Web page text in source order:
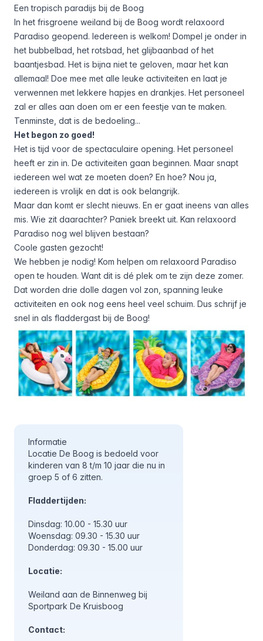
Een tropisch paradijs bij de Boog
In het frisgroene weiland bij de Boog wordt relaxoord
Paradiso geopend. ledereen is welkom! Dompel je onder in
het bubbelbad, het rotsbad, het glijbaanbad of het
baantjesbad. Het is bijna niet te geloven, maar het kan
allemaal! Doe mee met alle leuke activiteiten en laat je
verwennen met lekkere hapjes en drankjes. Het personeel
zal er alles aan doen om er een feestje van te maken.
Tenminste, dat is de bedoeling...
Het begon zo goed!
Het is tijd voor de spectaculaire opening. Het personeel
heeft er zin in. De activiteiten gaan beginnen. Maar snapt
iedereen wel wat ze moeten doen? En hoe? Nou ja,
iedereen is vrolijk en dat is ook belangrijk.
Maar dan komt er slecht nieuws. En er gaat ineens van alles
mis. Wie zit daarachter? Paniek breekt uit. Kan relaxoord
Paradiso nog wel blijven bestaan?
Coole gasten gezocht!
We hebben je nodig! Kom helpen om relaxoord Paradiso
open te houden. Want dit is dé plek om te zijn deze zomer.
Dat worden drie dolle dagen vol zon, spanning leuke
activiteiten en ook nog eens heel veel schuim. Dus schrijf je
snel in als fladdergast bij de Boog!
Informatie
Locatie De Boog is bedoeld voor
kinderen van 8 t/m 10 jaar die nu in
groep 5 of 6 zitten.
Fladdertijden:
Dinsdag: 10.00 - 15.30 uur
Woensdag: 09.30 - 15.30 uur
Donderdag: 09.30 - 15.00 uur
Locatie:
Weiland aan de Binnenweg bij
Sportpark De Kruisboog
Contact: